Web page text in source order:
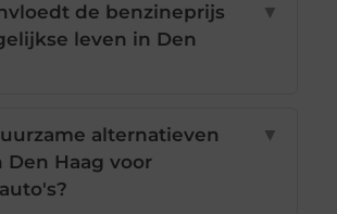
de benzineprijs
leven in Den
▼
alternatieven
Den Haag voor
▼